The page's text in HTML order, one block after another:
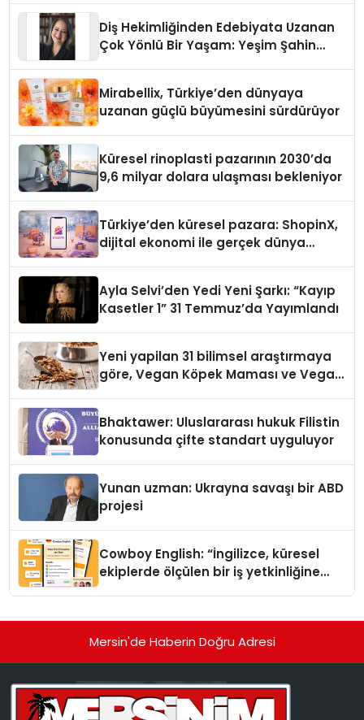
Diş Hekimliğinden Edebiyata Uzanan
Çok Yönlü Bir Yaşam: Yeşim Şahin
Mirabellix, Türkiye’den dünyaya
uzanan güçlü büyümesini sürdürüyor
Küresel rinoplasti pazarının 2030’da
9,6 milyar dolara ulaşması bekleniyor
Türkiye’den küresel pazara: ShopinX,
dijital ekonomi ile gerçek dünya
Ayla Selvi’den Yedi Yeni Şarkı: “Kayıp
Kasetler 1” 31 Temmuz’da Yayımlandı
Yeni yapilan 31 bilimsel araştırmaya
göre, Vegan Köpek Maması ve Vegan
Bhaktawer: Uluslararası hukuk Filistin
konusunda çifte standart uyguluyor
Yunan uzman: Ukrayna savaşı bir ABD
projesi
Cowboy English: “İngilizce, küresel
ekiplerde ölçülen bir iş yetkinliğine
Mersin'de Haberin Doğru Adresi